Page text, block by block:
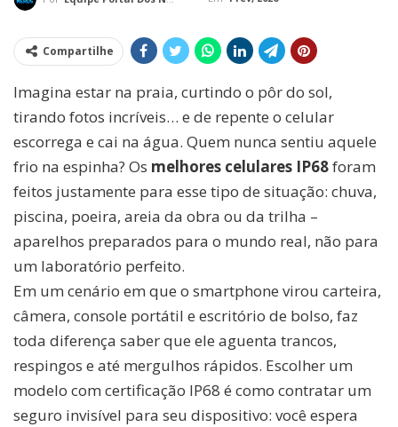
Compartilhe
Imagina estar na praia, curtindo o pôr do sol,
tirando fotos incríveis… e de repente o celular
escorrega e cai na água. Quem nunca sentiu aquele
frio na espinha? Os melhores celulares IP68foram
feitos justamente para esse tipo de situação: chuva,
piscina, poeira, areia da obra ou da trilha –
aparelhos preparados para o mundo real, não para
um laboratório perfeito.
Em um cenário em que o smartphone virou carteira,
câmera, console portátil e escritório de bolso, faz
toda diferença saber que ele aguenta trancos,
respingos e até mergulhos rápidos. Escolher um
modelo com certificação IP68 é como contratar um
seguro invisível para seu dispositivo: você espera